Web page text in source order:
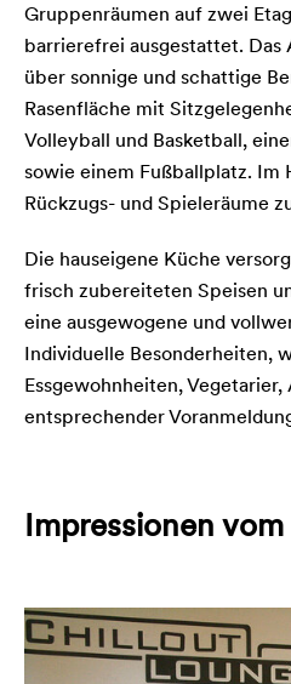
Gruppenräumen auf zwei
barrierefrei ausgestattet. Das
über sonnige und schattige
Rasenfläche mit
Volleyball und Basketball,
sowie einem Fußballplatz. Im
Rückzugs- und Spieleräume
Die hauseigene Küche
frisch zubereiteten Speisen
eine ausgewogene und
Individuelle Besonderheiten,
Essgewohnheiten,
entsprechender
Impressionen